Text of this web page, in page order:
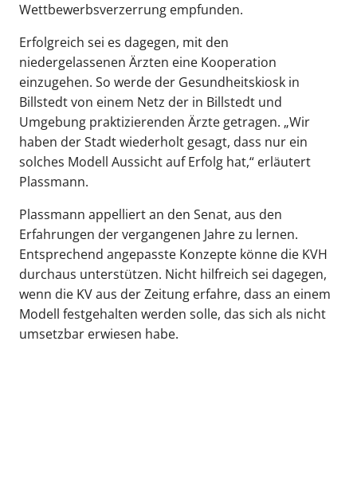
Wettbewerbsverzerrung empfunden.
Erfolgreich sei es dagegen, mit den
niedergelassenen Ärzten eine Kooperation
einzugehen. So werde der Gesundheitskiosk in
Billstedt von einem Netz der in Billstedt und
Umgebung praktizierenden Ärzte getragen. „Wir
haben der Stadt wiederholt gesagt, dass nur ein
solches Modell Aussicht auf Erfolg hat,“ erläutert
Plassmann.
Plassmann appelliert an den Senat, aus den
Erfahrungen der vergangenen Jahre zu lernen.
Entsprechend angepasste Konzepte könne die KVH
durchaus unterstützen. Nicht hilfreich sei dagegen,
wenn die KV aus der Zeitung erfahre, dass an einem
Modell festgehalten werden solle, das sich als nicht
umsetzbar erwiesen habe.